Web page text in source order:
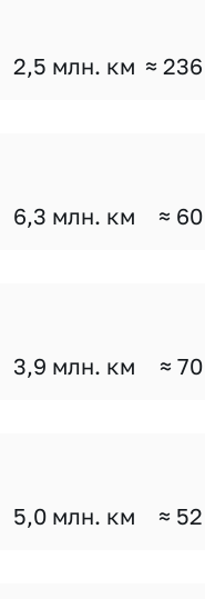
2,5 млн. км ≈
6,3 млн. км ≈
3,9 млн. км ≈
5,0 млн. км ≈